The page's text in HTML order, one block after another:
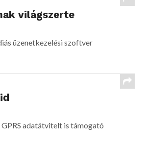
világszerte
üzenetkezelési szoftver
adatátvitelt is támogató